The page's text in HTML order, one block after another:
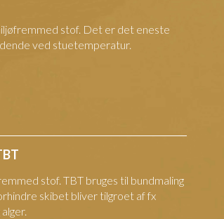
stof. Det er det eneste
ved stuetemperatur.
stof. TBT bruges til bundmaling
skibet bliver tilgroet af fx